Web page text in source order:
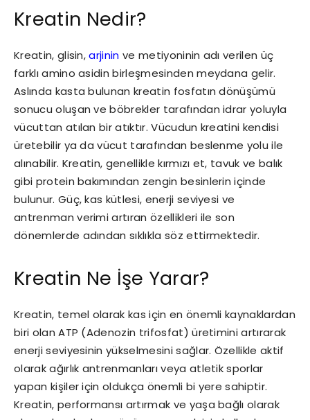
Kreatin Nedir?
Kreatin, glisin,arjinin ve metiyoninin adı verilen üç
farklı amino asidin birleşmesinden meydana gelir.
Aslında kasta bulunan kreatin fosfatın dönüşümü
sonucu oluşan ve böbrekler tarafından idrar yoluyla
vücuttan atılan bir atıktır. Vücudun kreatini kendisi
üretebilir ya da vücut tarafından beslenme yolu ile
alınabilir. Kreatin, genellikle kırmızı et, tavuk ve balık
gibi protein bakımından zengin besinlerin içinde
bulunur. Güç, kas kütlesi, enerji seviyesi ve
antrenman verimi artıran özellikleri ile son
dönemlerde adından sıklıkla söz ettirmektedir.
Kreatin Ne İşe Yarar?
Kreatin, temel olarak kas için en önemli kaynaklardan
biri olan ATP (Adenozin trifosfat) üretimini artırarak
enerji seviyesinin yükselmesini sağlar. Özellikle aktif
olarak ağırlık antrenmanları veya atletik sporlar
yapan kişiler için oldukça önemli bi yere sahiptir.
Kreatin, performansı artırmak ve yaşa bağlı olarak